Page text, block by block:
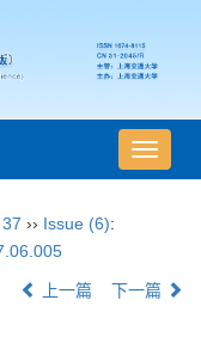
导
航
›› Issue (6):
上一篇 下一篇